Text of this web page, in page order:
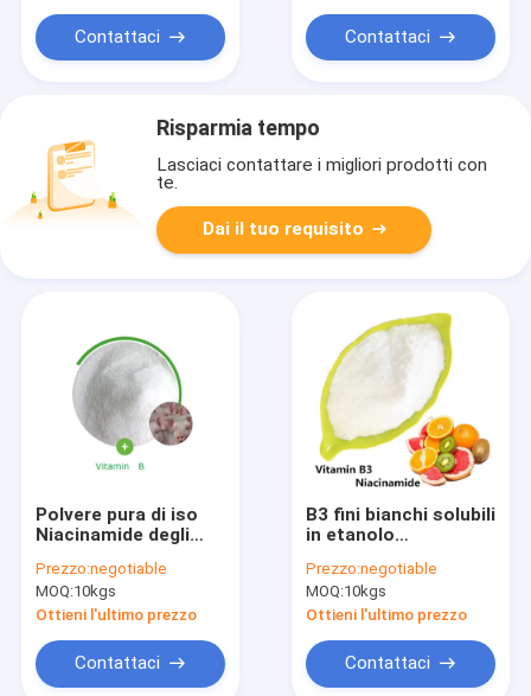
Contattaci Contattaci
Risparmia tempo
Lasciaci contattare i migliori prodotti con
te.
Dai il tuo requisito
Polvere pura di iso
Niacinamide degli
vitamina del EINECS
202-713-4
Prezzo:negotiable
MOQ:10kgs
Ottieni l'ultimo prezzo
Contattaci
B3 fini bianchi solubili
in etanolo
Niacinamide per pelle
inodora
Prezzo:negotiable
MOQ:10kgs
Ottieni l'ultimo prezzo
Contattaci